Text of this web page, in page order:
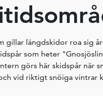
gillar längdskidor roa sig
som heter
görs här skidspår när
vid riktigt snöiga vintrar